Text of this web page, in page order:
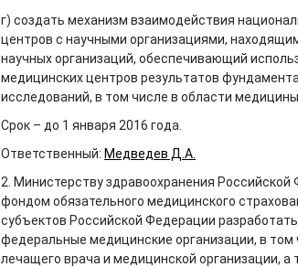
г) создать механизм взаимодействия
центров с научными организациями,
научных организаций, обеспечивающий
медицинских центров результатов
исследований, в том числе в области
Срок – до 1 января 2016 года.
Ответственный: Медведев Д.А.
2. Министерству здравоохранения
фондом обязательного медицинского
субъектов Российской Федерации
федеральные медицинские организации, в
лечащего врача и медицинской организации, а